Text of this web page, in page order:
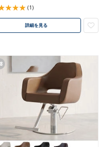
(1)
詳細を見る